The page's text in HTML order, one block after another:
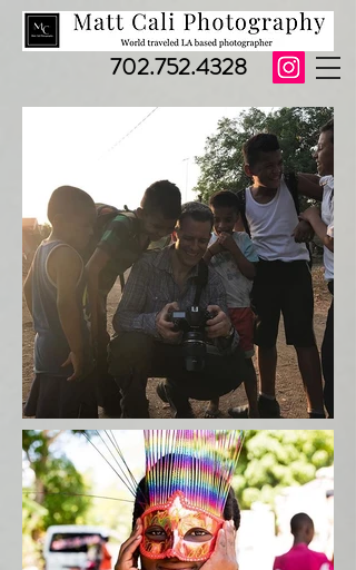
702.752.4328